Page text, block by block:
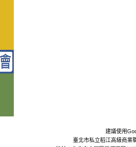
建議使用
臺北市私立稻江高級商業